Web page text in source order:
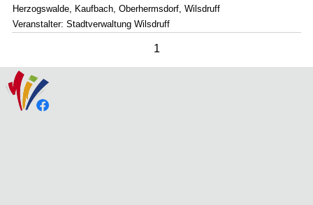
Herzogswalde, Kaufbach, Oberhermsdorf, Wilsdruff
Veranstalter: Stadtverwaltung Wilsdruff
1